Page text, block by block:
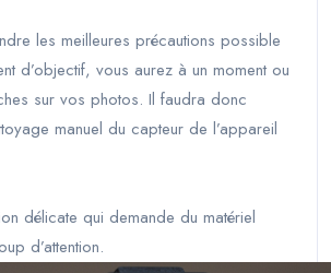
les meilleures précautions possible
d’objectif, vous aurez à un moment ou
sur vos photos. Il faudra donc
manuel du capteur de l’appareil
délicate qui demande du matériel
d’attention.